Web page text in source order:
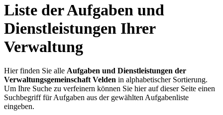
Liste der Aufgaben und
Dienstleistungen Ihrer
Verwaltung
Hier finden Sie alle Aufgaben und Dienstleistungen der
Verwaltungsgemeinschaft Velden in alphabetischer Sortierung.
Um Ihre Suche zu verfeinern können Sie hier auf dieser Seite einen
Suchbegriff für Aufgaben aus der gewählten Aufgabenliste
eingeben.